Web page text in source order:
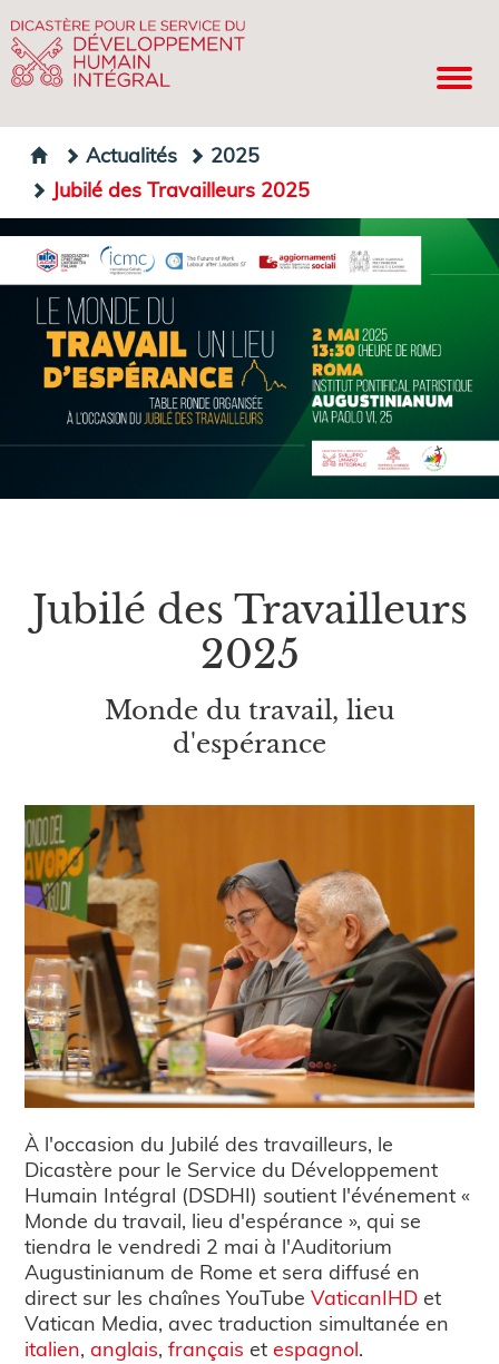
Actualités
2025
Jubilé des Travailleurs 2025
Jubilé des Travailleurs
2025
Monde du travail, lieu
d'espérance
À l'occasion du Jubilé des travailleurs, le
Dicastère pour le Service du Développement
Humain Intégral (DSDHI) soutient l'événement «
Monde du travail, lieu d'espérance », qui se
tiendra le vendredi 2 mai à l'Auditorium
Augustinianum de Rome et sera diffusé en
direct sur les chaînes YouTubeVaticanIHD et
Vatican Media, avec traduction simultanée en
italien,anglais,français etespagnol.